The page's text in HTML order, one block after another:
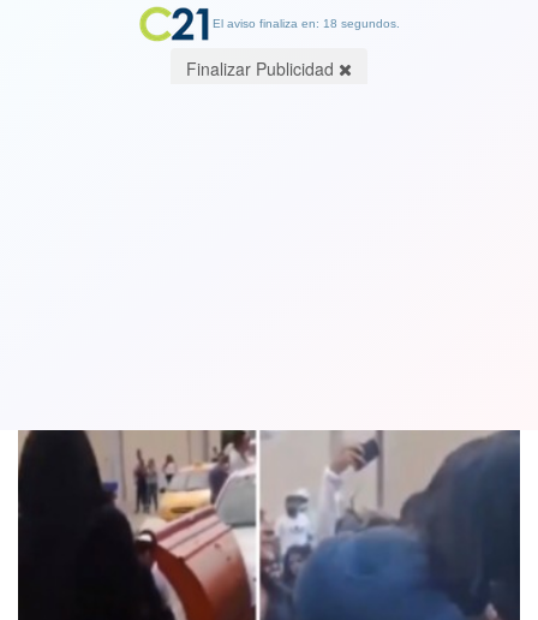
El aviso finaliza en: 17 segundos.
Finalizar Publicidad